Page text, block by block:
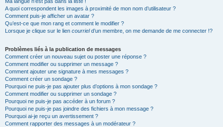
A quoi correspondent les images à proximité de mon nom d’utilisateur ?
Comment puis-je afficher un avatar ?
Qu’est-ce que mon rang et comment le modifier ?
Lorsque je clique sur le lien courrield’un membre, on me demande de me connecter !?
Problèmes liés à la publication de messages
Comment créer un nouveau sujet ou poster une réponse ?
Comment modifier ou supprimer un message ?
Comment ajouter une signature à mes messages ?
Comment créer un sondage ?
Pourquoi ne puis-je pas ajouter plus d’options à mon sondage ?
Comment modifier ou supprimer un sondage ?
Pourquoi ne puis-je pas accéder à un forum ?
Pourquoi ne puis-je pas joindre des fichiers à mon message ?
Pourquoi ai-je reçu un avertissement ?
Comment rapporter des messages à un modérateur ?